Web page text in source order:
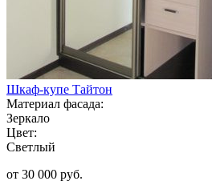
Шкаф-купе Тайтон
Материал фасада:
Зеркало
Цвет:
Светлый
от 30 000 руб.